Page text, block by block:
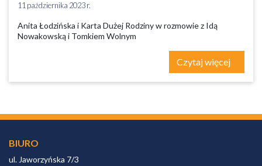
11 października 2023 r.
Anita Łodzińska i Karta Dużej Rodziny w rozmowie z Idą
Nowakowską i Tomkiem Wolnym
Czytaj więcej
BIURO
ul. Jaworzyńska 7/3